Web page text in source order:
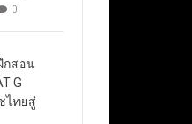
0
กสอน
G
ไทยสู่